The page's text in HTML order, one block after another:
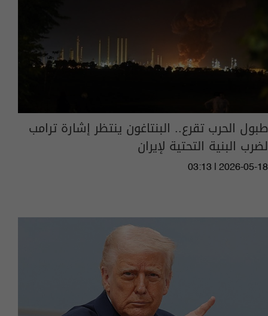
طبول الحرب تقرع.. البنتاغون ينتظر إشارة ترامب
لضرب البنية التحتية لإيران
03:13 | 2026-05-18